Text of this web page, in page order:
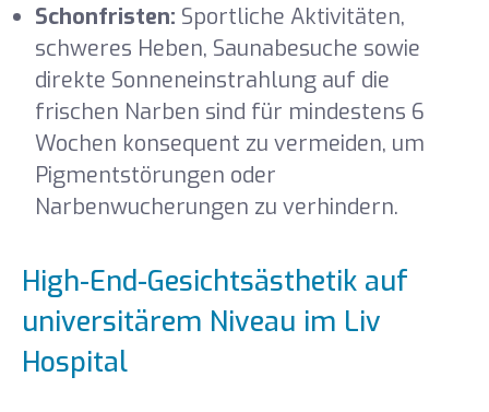
Schonfristen: Sportliche Aktivitäten,
schweres Heben, Saunabesuche sowie
direkte Sonneneinstrahlung auf die
frischen Narben sind für mindestens 6
Wochen konsequent zu vermeiden, um
Pigmentstörungen oder
Narbenwucherungen zu verhindern.
High-End-Gesichtsästhetik auf
universitärem Niveau im Liv
Hospital